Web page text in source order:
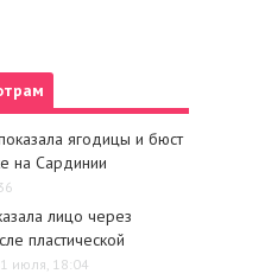
ягодицы и бюст
на Сардинии
лицо через
пластической
июля, 18:04